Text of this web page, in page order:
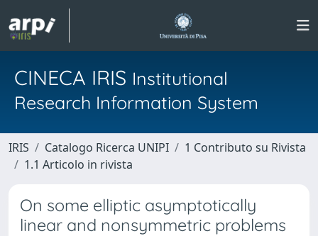
CINECA IRIS Institutional
Research Information System
IRIS Catalogo Ricerca UNIPI
1 Contributo su Rivista
1.1 Articolo in rivista
On some elliptic asymptotically
linear and nonsymmetric problems